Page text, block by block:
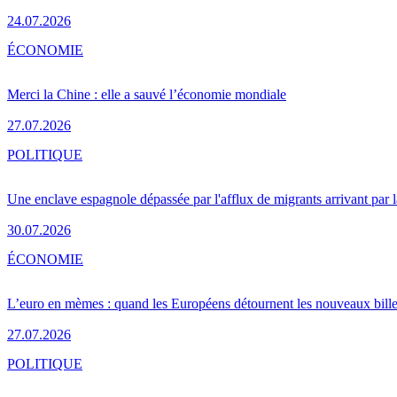
24.07.2026
Merci la Chine : elle a sauvé l’économie mondiale
27.07.2026
ÉCONOMIE
Une enclave espagnole dépassée par l'afflux de migrants arrivant par
30.07.2026
POLITIQUE
L’euro en mèmes : quand les Européens détournent les nouveaux
27.07.2026
ÉCONOMIE
POLITIQUE